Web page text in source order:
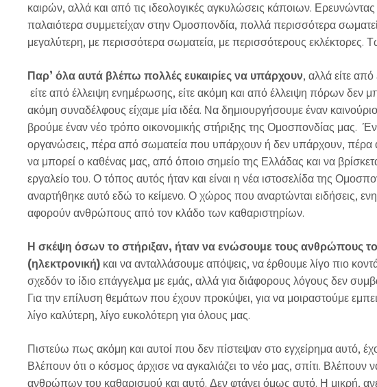
καιρών, αλλά και από τις ιδεολογικές αγκυλώσεις κάποιων. Ερευνώντας
παλαιότερα συμμετείχαν στην Ομοσπονδία, πολλά περισσότερα
μεγαλύτερη, με περισσότερα σωματεία, με περισσότερους εκλέκτορες.
Παρ’ όλα αυτά βλέπω πολλές ευκαιρίες να υπάρχουν, αλλά είτε
είτε από έλλειψη ενημέρωσης, είτε ακόμη και από έλλειψη πόρων δεν
ακόμη συναδέλφους είχαμε μία ιδέα. Να δημιουργήσουμε έναν
βρούμε έναν νέο τρόπο οικονομικής στήριξης της Ομοσπονδίας μας.
οργανώσεις, πέρα από σωματεία που υπάρχουν ή δεν υπάρχουν,
να μπορεί ο καθένας μας, από όποιο σημείο της Ελλάδας και να
εργαλείο του. Ο τόπος αυτός ήταν και είναι η νέα ιστοσελίδα της
αναρτήθηκε αυτό εδώ το κείμενο. Ο χώρος που αναρτώνται ειδήσεις,
αφορούν ανθρώπους από τον κλάδο των καθαριστηρίων.
Η σκέψη όσων το στήριξαν, ήταν να ενώσουμε τους ανθρώπους
(ηλεκτρονική) και να ανταλλάσουμε απόψεις, να έρθουμε λίγο πιο
σχεδόν το ίδιο επάγγελμα με εμάς, αλλά για διάφορους λόγους δεν
Για την επίλυση θεμάτων που έχουν προκύψει, για να μοιραστούμε
λίγο καλύτερη, λίγο ευκολότερη για όλους μας.
Πιστεύω πως ακόμη και αυτοί που δεν πίστεψαν στο εγχείρημα αυτό,
Βλέπουν ότι ο κόσμος άρχισε να αγκαλιάζει το νέο μας, σπίτι. Βλέπουν
ανθρώπων του καθαρισμού και αυτό. Δεν φτάνει όμως αυτό. Η μικρή,